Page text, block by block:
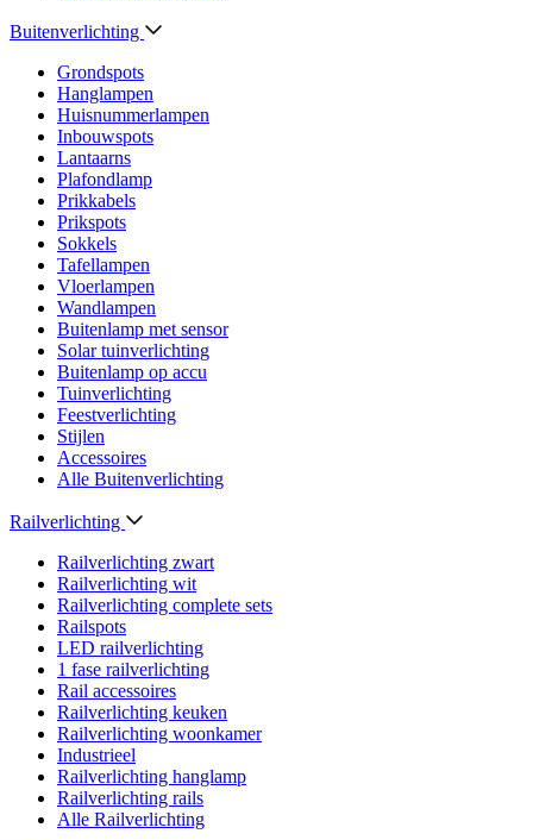
Buitenverlichting
Grondspots
Hanglampen
Huisnummerlampen
Inbouwspots
Lantaarns
Plafondlamp
Prikkabels
Prikspots
Sokkels
Tafellampen
Vloerlampen
Wandlampen
Buitenlamp met sensor
Solar tuinverlichting
Buitenlamp op accu
Tuinverlichting
Feestverlichting
Stijlen
Accessoires
Alle Buitenverlichting
Railverlichting
Railverlichting zwart
Railverlichting wit
Railverlichting complete sets
Railspots
LED railverlichting
1 fase railverlichting
Rail accessoires
Railverlichting keuken
Railverlichting woonkamer
Industrieel
Railverlichting hanglamp
Railverlichting rails
Alle Railverlichting